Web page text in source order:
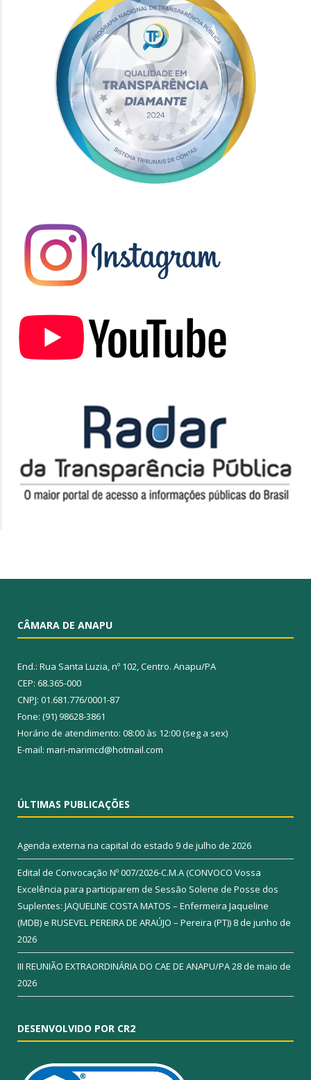
CÂMARA DE ANAPU
End.: Rua Santa Luzia, nº 102, Centro. Anapu/PA
CEP: 68.365-000
CNPJ: 01.681.776/0001-87
Fone: (91) 98628-3861
Horário de atendimento: 08:00 às 12:00 (seg a sex)
E-mail: mari-marimcd@hotmail.com
ÚLTIMAS PUBLICAÇÕES
Agenda externa na capital do estado 9 de julho de 2026
Edital de Convocação Nº 007/2026-C.M.A (CONVOCO Vossa
Excelência para participarem de Sessão Solene de Posse dos
Suplentes: JAQUELINE COSTA MATOS – Enfermeira Jaqueline
(MDB) e RUSEVEL PEREIRA DE ARAÚJO – Pereira (PT)) 8 de junho de
2026
III REUNIÃO EXTRAORDINÁRIA DO CAE DE ANAPU/PA28 de maio de
2026
DESENVOLVIDO POR CR2